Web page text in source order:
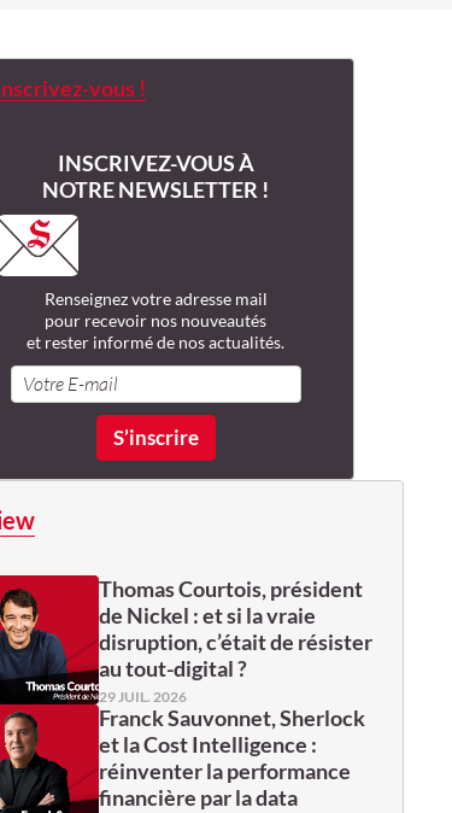
vous !
INSCRIVEZ-VOUS À
NOTRE NEWSLETTER !
Renseignez votre adresse mail
pour recevoir nos nouveautés
et rester informé de nos actualités.
Thomas Courtois, président
de Nickel : et si la vraie
disruption, c’était de résister
au tout-digital ?
29 JUIL. 2026
Franck Sauvonnet, Sherlock
et la Cost Intelligence :
réinventer la performance
financière par la data